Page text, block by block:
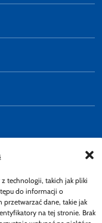
technologii, takich jak pliki
do informacji o
dane, takie jak
na tej stronie. Brak